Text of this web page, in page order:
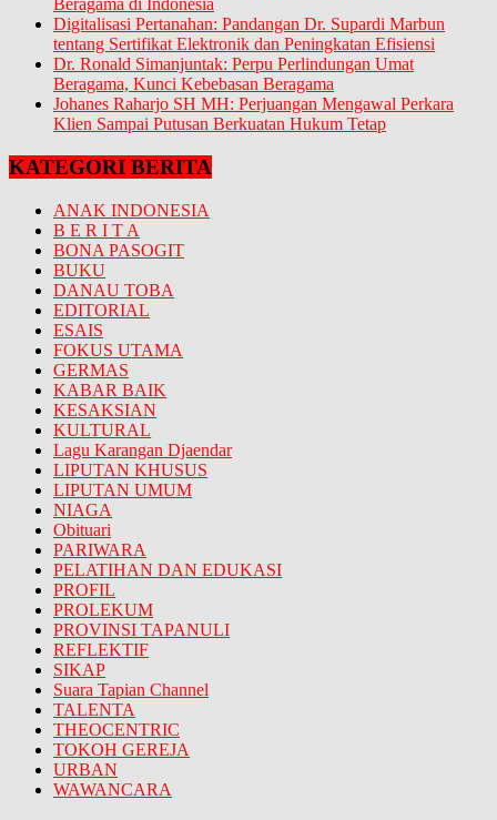
Beragama di Indonesia
Digitalisasi Pertanahan: Pandangan Dr. Supardi Marbun
tentang Sertifikat Elektronik dan Peningkatan Efisiensi
Dr. Ronald Simanjuntak: Perpu Perlindungan Umat
Beragama, Kunci Kebebasan Beragama
Johanes Raharjo SH MH: Perjuangan Mengawal Perkara
Klien Sampai Putusan Berkuatan Hukum Tetap
KATEGORI BERITA
ANAK INDONESIA
B E R I T A
BONA PASOGIT
BUKU
DANAU TOBA
EDITORIAL
ESAIS
FOKUS UTAMA
GERMAS
KABAR BAIK
KESAKSIAN
KULTURAL
Lagu Karangan Djaendar
LIPUTAN KHUSUS
LIPUTAN UMUM
NIAGA
Obituari
PARIWARA
PELATIHAN DAN EDUKASI
PROFIL
PROLEKUM
PROVINSI TAPANULI
REFLEKTIF
SIKAP
Suara Tapian Channel
TALENTA
THEOCENTRIC
TOKOH GEREJA
URBAN
WAWANCARA